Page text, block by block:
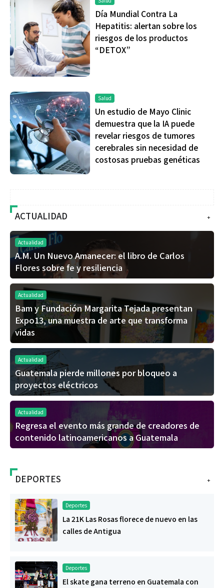
Día Mundial Contra La
Hepatitis: alertan sobre los
riesgos de los productos
“DETOX”
Salud
Un estudio de Mayo Clinic
demuestra que la IA puede
revelar riesgos de tumores
cerebrales sin necesidad de
costosas pruebas genéticas
+
ACTUALIDAD
Actualidad
A.M. Un Nuevo Amanecer: el libro de Carlos
Flores sobre fe y resiliencia
Actualidad
Bam y Fundación Margarita Tejada presentan
Expo13, una muestra de arte que transforma
vidas
Actualidad
Guatemala pierde millones por bloqueo a
proyectos eléctricos
Actualidad
Regresa el evento más grande de creadores de
contenido latinoamericanos a Guatemala
+
DEPORTES
Deportes
La 21K Las Rosas florece de nuevo en las
calles de Antigua
Deportes
El skate gana terreno en Guatemala con